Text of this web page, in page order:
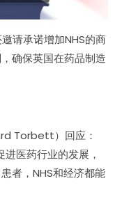
请承诺增加NHS的商
确保英国在药品制造
Torbett）回应：
医药行业的发展，
者，NHS和经济都能